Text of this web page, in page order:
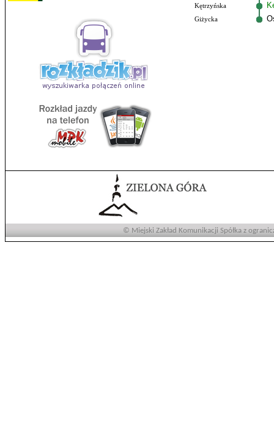
Kętrzyńska
Giżycka
© Miejski Zakład Komunikacji Spółka z